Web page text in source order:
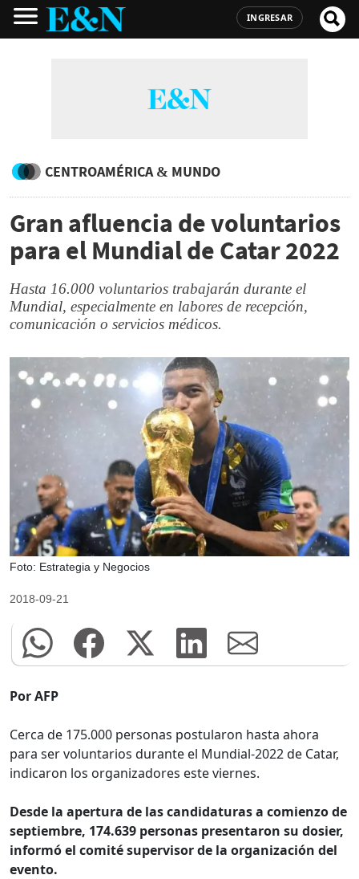
INGRESAR
CENTROAMÉRICA & MUNDO
Gran afluencia de voluntarios
para el Mundial de Catar 2022
Hasta 16.000 voluntarios trabajarán durante el
Mundial, especialmente en labores de recepción,
comunicación o servicios médicos.
Foto: Estrategia y Negocios
2018-09-21
Por AFP
Cerca de 175.000 personas postularon hasta ahora
para ser voluntarios durante el Mundial-2022 de Catar,
indicaron los organizadores este viernes.
Desde la apertura de las candidaturas a comienzo de
septiembre, 174.639 personas presentaron su dosier,
informó el comité supervisor de la organización del
evento.